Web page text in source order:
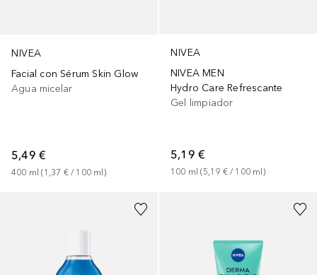
NIVEA
Facial con Sérum Skin Glow
Agua micelar
5,49 €
400 ml (1,37 € / 100 ml)
NIVEA
NIVEA MEN
Hydro Care Refrescante
Gel limpiador
5,19 €
100 ml (5,19 € / 100 ml )